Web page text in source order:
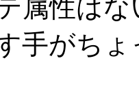
属性は
手がち